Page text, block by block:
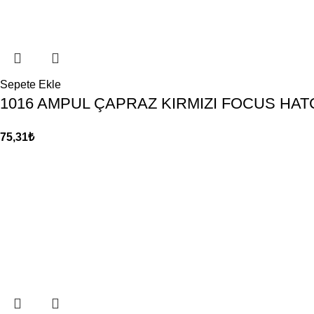
Sepete Ekle
1016 AMPUL ÇAPRAZ KIRMIZI FOCUS
75,31₺